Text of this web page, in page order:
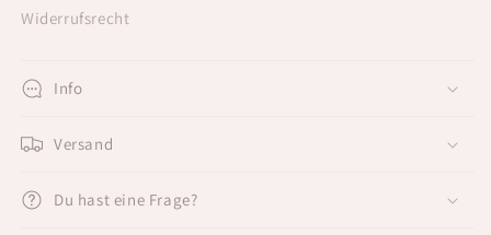
Widerrufsrecht
Info
Versand
Du hast eine Frage?